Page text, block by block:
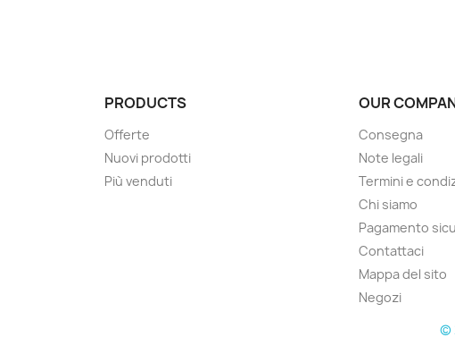
PRODUCTS
Offerte
Nuovi prodotti
Più venduti
OUR
Consegna
Note legali
Termini e
Chi siamo
Pagamento
Contattaci
Mappa del sito
Negozi
©